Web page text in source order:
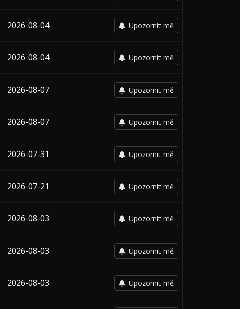
2026-08-04 Upozornit mě
2026-08-04 Upozornit mě
2026-08-07 Upozornit mě
2026-08-07 Upozornit mě
2026-07-31 Upozornit mě
2026-07-21 Upozornit mě
2026-08-03 Upozornit mě
2026-08-03 Upozornit mě
2026-08-03 Upozornit mě